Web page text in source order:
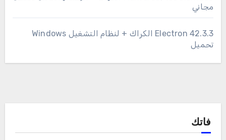
مجاني
Electron 42.3.3 الكراك + لنظام التشغيل Windows
تحميل
فاتك